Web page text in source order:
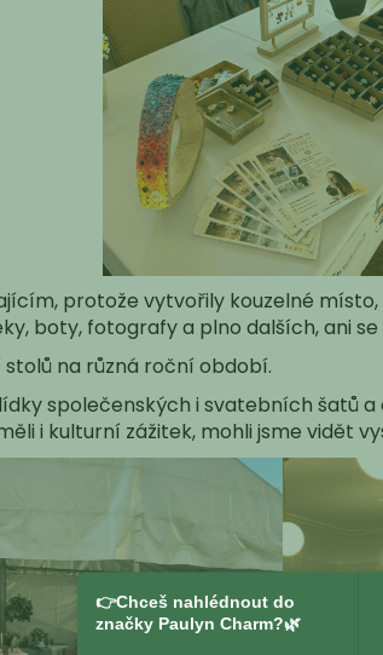
protože vytvořily kouzelné
boty, fotografy a plno dalších, ani
na různá roční období.
společenských i svatebních šatů
i kulturní zážitek, mohli jsme vidět
👉Chceš nahlédnout do
značky Paulyn Charm?🌿